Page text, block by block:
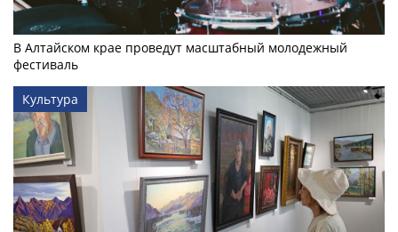
В Алтайском крае проведут масштабный молодежный
фестиваль
Культура